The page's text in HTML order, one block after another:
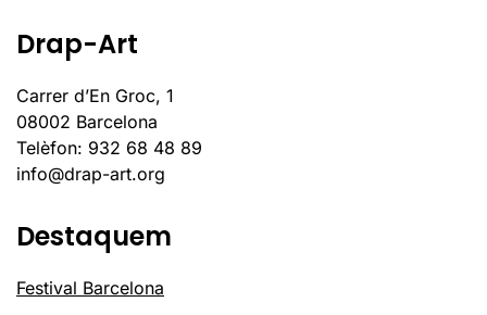
Drap-Art
Carrer d’En Groc, 1
08002 Barcelona
Telèfon: 932 68 48 89
info@drap-art.org
Destaquem
Festival Barcelona